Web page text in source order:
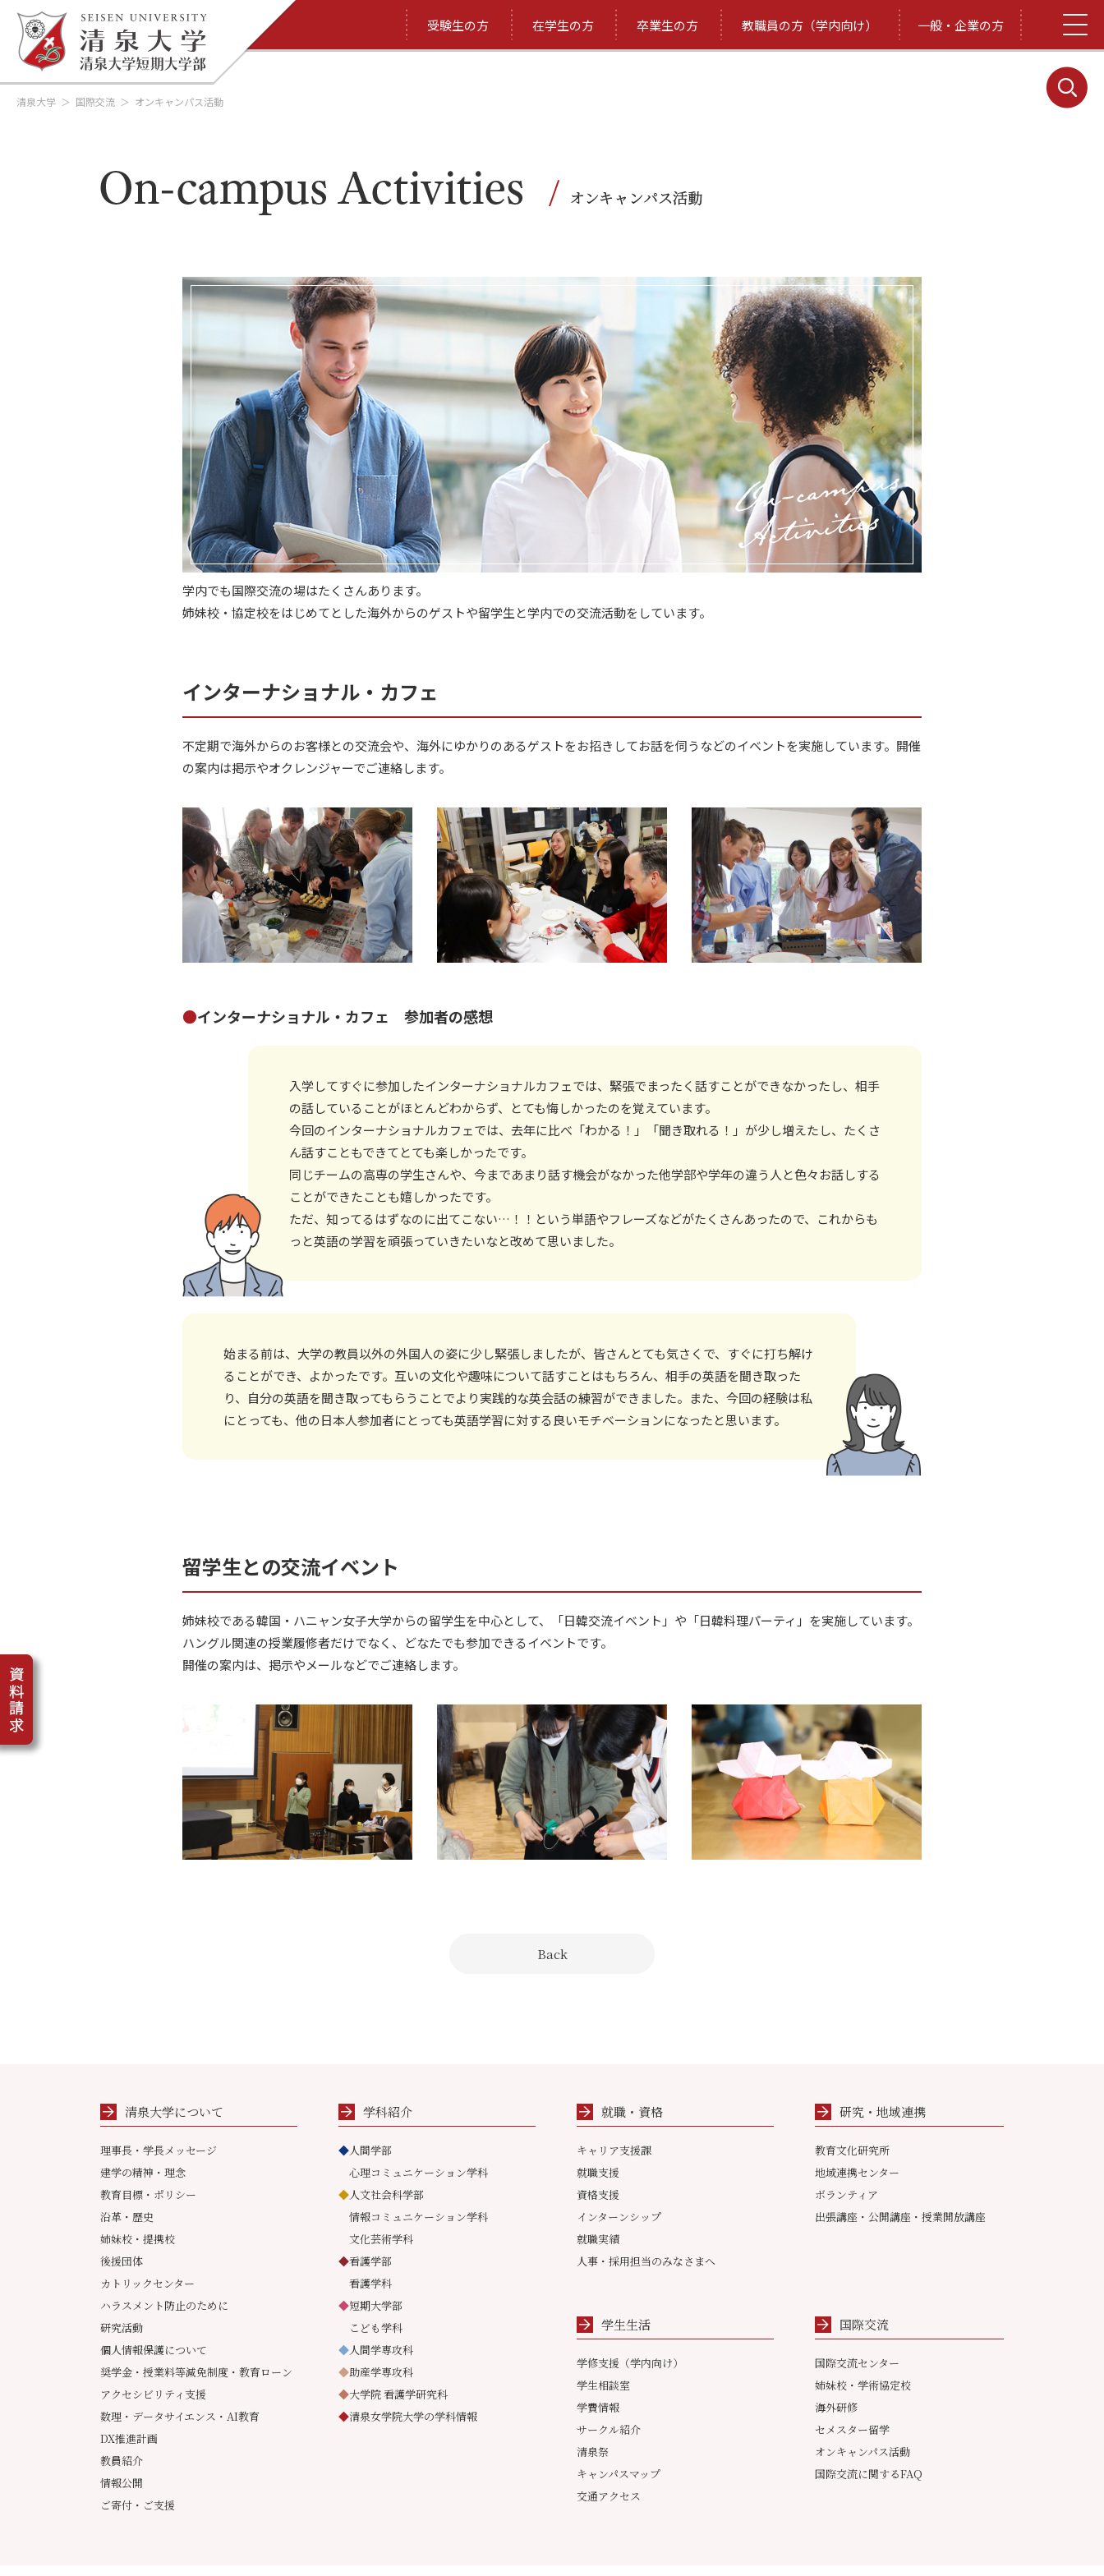
受験生の方 在学生の方 卒業生の方 教職員の方（学内向け） 一般・企業の方
清泉大学 国際交流 オンキャンパス活動
学内でも国際交流の場はたくさんあります。
姉妹校・協定校をはじめてとした海外からのゲストや留学生と学内での交流活動をしています。
インターナショナル・カフェ
不定期で海外からのお客様との交流会や、海外にゆかりのあるゲストをお招きしてお話を伺うなどのイベントを実施しています。開催
の案内は掲示やオクレンジャーでご連絡します。
●インターナショナル・カフェ 参加者の感想
入学してすぐに参加したインターナショナルカフェでは、緊張でまったく話すことができなかったし、相手
の話していることがほとんどわからず、とても悔しかったのを覚えています。
今回のインターナショナルカフェでは、去年に比べ「わかる！」「聞き取れる！」が少し増えたし、たくさ
ん話すこともできてとても楽しかったです。
同じチームの高専の学生さんや、今まであまり話す機会がなかった他学部や学年の違う人と色々お話しする
ことができたことも嬉しかったです。
ただ、知ってるはずなのに出てこない…！！という単語やフレーズなどがたくさんあったので、これからも
っと英語の学習を頑張っていきたいなと改めて思いました。
始まる前は、大学の教員以外の外国人の姿に少し緊張しましたが、皆さんとても気さくで、すぐに打ち解け
ることができ、よかったです。互いの文化や趣味について話すことはもちろん、相手の英語を聞き取った
り、自分の英語を聞き取ってもらうことでより実践的な英会話の練習ができました。また、今回の経験は私
にとっても、他の日本人参加者にとっても英語学習に対する良いモチベーションになったと思います。
留学生との交流イベント
姉妹校である韓国・ハニャン女子大学からの留学生を中心として、「日韓交流イベント」や「日韓料理パーティ」を実施しています。
ハングル関連の授業履修者だけでなく、どなたでも参加できるイベントです。
開催の案内は、掲示やメールなどでご連絡します。
Back
清泉大学について
理事長・学長メッセージ
建学の精神・理念
教育目標・ポリシー
沿革・歴史
姉妹校・提携校
後援団体
カトリックセンター
ハラスメント防止のために
研究活動
個人情報保護について
奨学金・授業料等減免制度・教育ローン
アクセシビリティ支援
数理・データサイエンス・AI教育
DX推進計画
教員紹介
情報公開
ご寄付・ご支援
学科紹介
◆人間学部
心理コミュニケーション学科
◆人文社会科学部
情報コミュニケーション学科
文化芸術学科
◆看護学部
看護学科
◆短期大学部
こども学科
◆人間学専攻科
◆助産学専攻科
◆大学院 看護学研究科
◆清泉女学院大学の学科情報
就職・資格
キャリア支援課
就職支援
資格支援
インターンシップ
就職実績
人事・採用担当のみなさまへ
学生生活
学修支援（学内向け）
学生相談室
学費情報
サークル紹介
清泉祭
キャンパスマップ
交通アクセス
研究・地域連携
教育文化研究所
地域連携センター
ボランティア
出張講座・公開講座・授業開放講座
国際交流
国際交流センター
姉妹校・学術協定校
海外研修
セメスター留学
オンキャンパス活動
国際交流に関するFAQ